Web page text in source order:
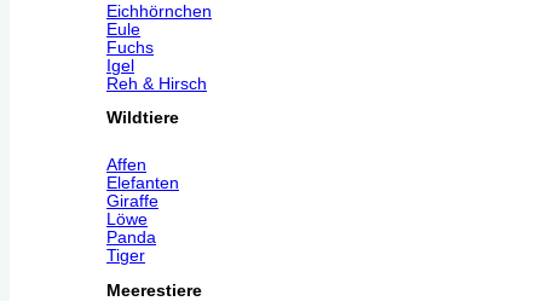
Eichhörnchen
Eule
Fuchs
Igel
Reh & Hirsch
Wildtiere
Affen
Elefanten
Giraffe
Löwe
Panda
Tiger
Meerestiere